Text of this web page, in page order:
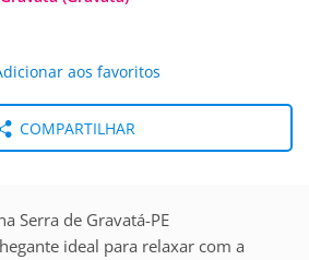
aos favoritos
COMPARTILHAR
Serra de Gravatá-PE
ideal para relaxar com a